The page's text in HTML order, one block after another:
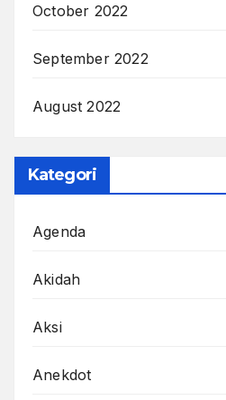
October 2022
September 2022
August 2022
Kategori
Agenda
Akidah
Aksi
Anekdot